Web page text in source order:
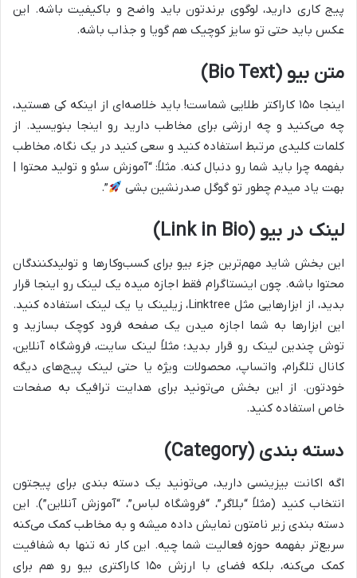
پیج کاری دارید، لوگوی برندتون باید واضح و باکیفیت باشه. این
عکس باید حتی تو سایز کوچیک هم گویا و جذاب باشه.
متن بیو (Bio Text)
اینجا ۱۵۰ کاراکتر طلایی شماست! باید خلاصه‌ای از اینکه کی هستید،
چه می‌کنید و چه ارزشی برای مخاطب دارید رو اینجا بنویسید. از
کلمات کلیدی مرتبط استفاده کنید و سعی کنید در یک نگاه، مخاطب
بفهمه چرا باید شما رو دنبال کنه. مثلاً: “آموزش سئو و تولید محتوا |
بهت یاد میدم چطور تو گوگل صدرنشین بشی
”.
لینک در بیو (Link in Bio)
این بخش شاید مهم‌ترین جزء بیو برای کسب‌وکارها و تولیدکنندگان
محتوا باشه. چون اینستاگرام فقط اجازه میده یک لینک رو اینجا قرار
بدید، از ابزارهایی مثل Linktree، زیلینک یا یک لینک استفاده کنید.
این ابزارها به شما اجازه میدن یک صفحه فرود کوچک بسازید و
توش چندین لینک رو قرار بدید؛ مثلاً لینک سایت، فروشگاه آنلاین،
کانال تلگرام، واتساپ، محصولات ویژه یا حتی لینک پیج‌های دیگه
خودتون. از این بخش می‌تونید برای هدایت ترافیک به صفحات
خاص استفاده کنید.
دسته بندی (Category)
اگه اکانت بیزینسی دارید، می‌تونید یک دسته بندی برای پیجتون
انتخاب کنید (مثلاً “بلاگر”، “فروشگاه لباس”، “آموزش آنلاین”). این
دسته بندی زیر نامتون نمایش داده میشه و به مخاطب کمک می‌کنه
سریع‌تر بفهمه حوزه فعالیت شما چیه. این کار نه تنها به شفافیت
کمک می‌کنه، بلکه فضای با ارزش ۱۵۰ کاراکتری بیو رو هم برای